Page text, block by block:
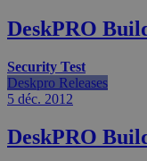
DeskPRO
Security Test
Deskpro Releases
5 déc. 2012
DeskPRO